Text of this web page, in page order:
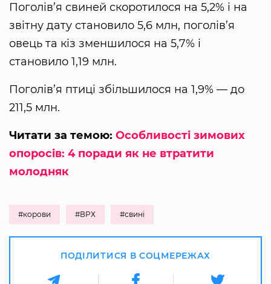
Поголів’я свиней скоротилося на 5,2% і на
звітну дату становило 5,6 млн, поголів’я
овець та кіз зменшилося на 5,7% і
становило 1,19 млн.
Поголів’я птиці збільшилося на 1,9% — до
211,5 млн.
Читати за темою: Особливості зимових
опоросів: 4 поради як не втратити
молодняк
#корови #ВРХ #свині
ПОДІЛИТИСЯ В СОЦМЕРЕЖАХ